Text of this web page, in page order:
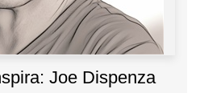
Joe Dispenza